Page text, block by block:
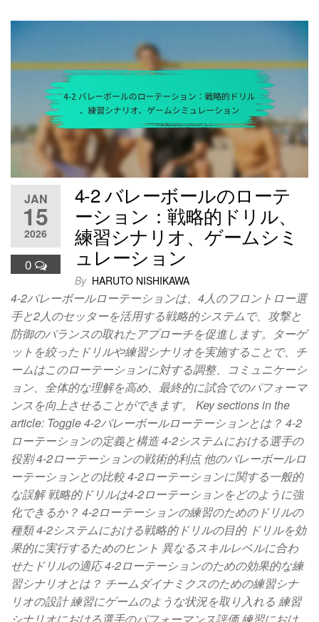
JAN
15
2026
0
4-2 バレーボールのローテ
ーション：戦略的ドリル、
練習シナリオ、ゲームシミ
ュレーション
By HARUTO NISHIKAWA
4-2バレーボールローテーションは、4人のフロントロー選
手と2人のセッターを活用する戦略的システムで、攻撃と
防御のバランスの取れたアプローチを促進します。ターゲ
ットを絞ったドリルや練習シナリオを実施することで、チ
ームはこのローテーションに対する調整、コミュニケーシ
ョン、全体的な理解を高め、最終的に試合でのパフォーマ
ンスを向上させることができます。 Key sections in the
article: Toggle 4-2バレーボールローテーションとは？ 4-2
ローテーションの定義と構造 4-2システムにおける選手の
役割 4-2ローテーションの戦術的利点 他のバレーボールロ
ーテーションとの比較 4-2ローテーションに関する一般的
な誤解 戦略的ドリルは4-2ローテーションをどのように強
化できるか？ 4-2ローテーションの練習のためのドリルの
種類 4-2システムにおける戦略的ドリルの目的 ドリルを効
果的に実行するためのヒント 異なるスキルレベルに合わ
せたドリルの適応 4-2ローテーションのための効果的な練
習シナリオとは？ チームダイナミクスのための練習シナ
リオの設計 練習にゲームのような状況を取り入れる 練習
シナリオにおける選手のパフォーマンス評価 練習におけ